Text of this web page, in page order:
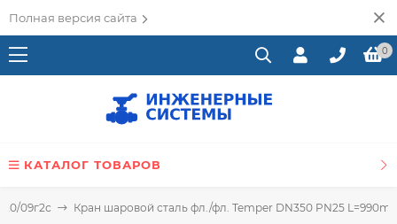
Полная версия сайта
0
КАТАЛОГ ТОВАРОВ
09г2с Кран шаровой сталь фл./фл. Temper DN350 PN25